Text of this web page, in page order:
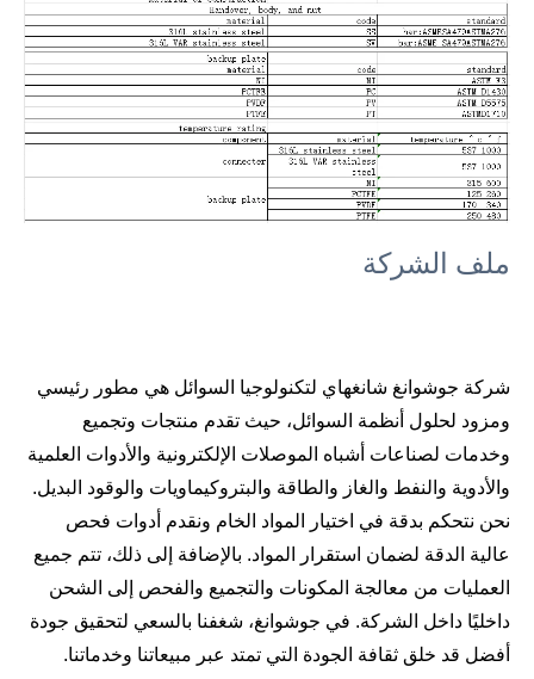
ملف الشركة
شركة جوشوانغ شانغهاي لتكنولوجيا السوائل هي مطور رئيسي
ومزود لحلول أنظمة السوائل، حيث تقدم منتجات وتجميع
وخدمات لصناعات أشباه الموصلات الإلكترونية والأدوات العلمية
والأدوية والنفط والغاز والطاقة والبتروكيماويات والوقود البديل.
نحن نتحكم بدقة في اختيار المواد الخام ونقدم أدوات فحص
عالية الدقة لضمان استقرار المواد. بالإضافة إلى ذلك، تتم جميع
العمليات من معالجة المكونات والتجميع والفحص إلى الشحن
داخليًا داخل الشركة. في جوشوانغ، شغفنا بالسعي لتحقيق جودة
أفضل قد خلق ثقافة الجودة التي تمتد عبر مبيعاتنا وخدماتنا.